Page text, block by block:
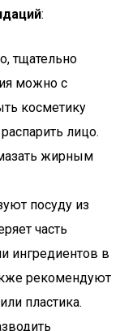
:
тщательно
можно с
косметику
лицо.
жирным
посуду из
часть
ингредиентов в
рекомендуют
пластика.